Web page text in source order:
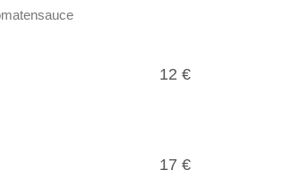
12 €
17 €